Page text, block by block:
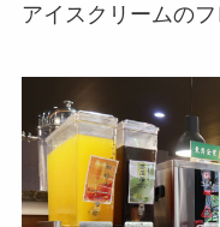
アイスクリームのフ